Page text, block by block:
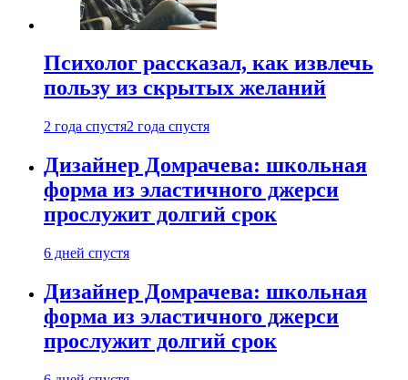
Психолог рассказал, как извлечь
пользу из скрытых желаний
2 года спустя2 года спустя
Дизайнер Домрачева: школьная
форма из эластичного джерси
прослужит долгий срок
6 дней спустя
Дизайнер Домрачева: школьная
форма из эластичного джерси
прослужит долгий срок